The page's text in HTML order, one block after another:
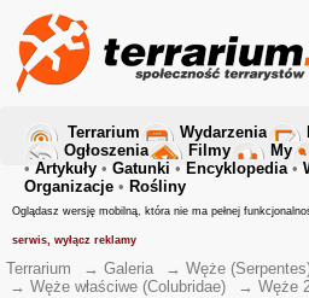
Terrarium Wydarzenia
Ogłoszenia
Filmy My
• Artykuły • Gatunki • Encyklopedia•
Organizacje • Rośliny
Oglądasz wersję mobilną, która nie ma pełnej
serwis, wyłącz reklamy
Terrarium → Galeria → Węże
→ Węże właściwe (Colubridae) → Węże